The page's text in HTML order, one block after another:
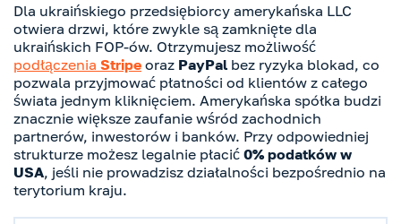
Dla ukraińskiego przedsiębiorcy amerykańska LLC
otwiera drzwi, które zwykle są zamknięte dla
ukraińskich FOP-ów. Otrzymujesz możliwość
podłączenia Stripe oraz PayPal bez ryzyka blokad, co
pozwala przyjmować płatności od klientów z całego
świata jednym kliknięciem. Amerykańska spółka budzi
znacznie większe zaufanie wśród zachodnich
partnerów, inwestorów i banków. Przy odpowiedniej
strukturze możesz legalnie płacić 0% podatków w
USA, jeśli nie prowadzisz działalności bezpośrednio na
terytorium kraju.